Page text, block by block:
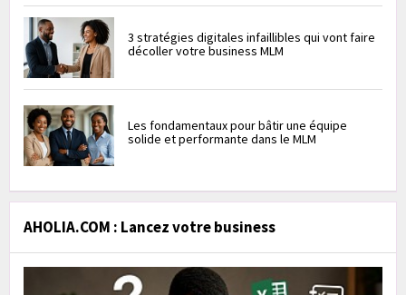
3 stratégies digitales infaillibles qui vont faire
décoller votre business MLM
Les fondamentaux pour bâtir une équipe
solide et performante dans le MLM
AHOLIA.COM : Lancez votre business